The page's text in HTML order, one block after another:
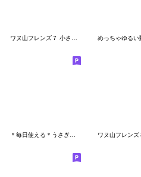
ワヌ山フレンズ７ 小さめスタンプ